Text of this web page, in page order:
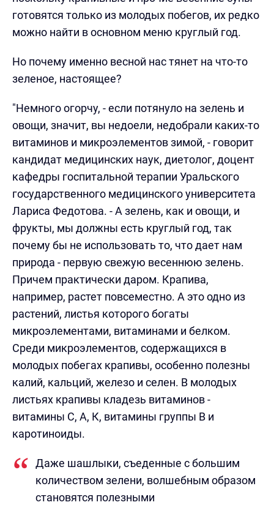
готовятся только из молодых побегов, их редко
можно найти в основном меню круглый год.
Но почему именно весной нас тянет на что-то
зеленое, настоящее?
"Немного огорчу, - если потянуло на зелень и
овощи, значит, вы недоели, недобрали каких-то
витаминов и микроэлементов зимой, - говорит
кандидат медицинских наук, диетолог, доцент
кафедры госпитальной терапии Уральского
государственного медицинского университета
Лариса Федотова. - А зелень, как и овощи, и
фрукты, мы должны есть круглый год, так
почему бы не использовать то, что дает нам
природа - первую свежую весеннюю зелень.
Причем практически даром. Крапива,
например, растет повсеместно. А это одно из
растений, листья которого богаты
микроэлементами, витаминами и белком.
Среди микроэлементов, содержащихся в
молодых побегах крапивы, особенно полезны
калий, кальций, железо и селен. В молодых
листьях крапивы кладезь витаминов -
витамины С, А, К, витамины группы В и
каротиноиды.
Даже шашлыки, съеденные с большим
количеством зелени, волшебным образом
становятся полезными